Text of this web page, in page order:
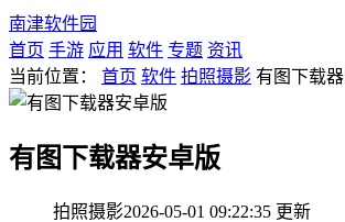
南津软件园
首页 手游 应用 软件 专题 资讯
当前位置： 首页 软件 拍照摄影 有图下载
有图下载器安卓版
拍照摄影2026-05-01 09:22:35 更新